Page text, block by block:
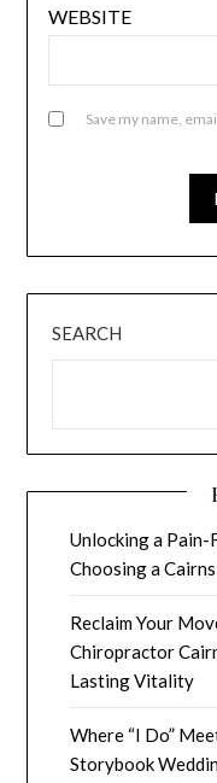
WEBSITE
Save my name,
SEARCH
Unlocking a
Choosing a
Reclaim Your
Chiropractor
Lasting Vitality
Where “I Do”
Storybook